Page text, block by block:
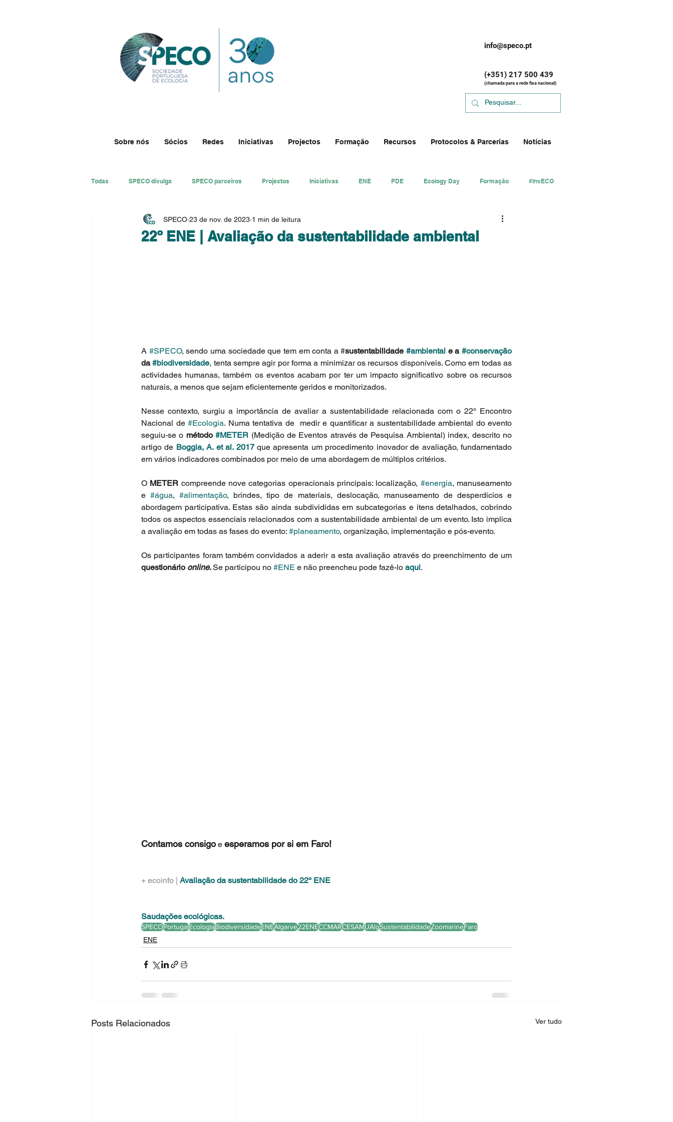
info@speco.pt
(+351) 217 500 439
(chamada para a rede fixa nacional)
Sobre nós Sócios Redes Iniciativas Projectos Formação Recursos Protocolos & Parcerias Notícias
Todas SPECO divulga SPECO parceiros Projectos Iniciativas ENE PDE Ecology Day Formação #InvECO
#DivECO Imprensa Ecologi@
22º ENE | Avaliação da sustentabilidade ambiental
SPECO 23 de nov. de 2023 1 min de leitura
A #SPECO, sendo uma sociedade que tem em conta a #sustentabilidade #ambiental e a #conservação
da #biodiversidade, tenta sempre agir por forma a minimizar os recursos disponíveis. Como em todas as
actividades humanas, também os eventos acabam por ter um impacto significativo sobre os recursos
naturais, a menos que sejam eficientemente geridos e monitorizados.
Nesse contexto, surgiu a importância de avaliar a sustentabilidade relacionada com o 22º Encontro
Nacional de #Ecologia. Numa tentativa de  medir e quantificar a sustentabilidade ambiental do evento
seguiu-se o método #METER (Medição de Eventos através de Pesquisa Ambiental) index, descrito no
artigo de Boggia, A. et al. 2017 que apresenta um procedimento inovador de avaliação, fundamentado
em vários indicadores combinados por meio de uma abordagem de múltiplos critérios.
O METER compreende nove categorias operacionais principais: localização, #energia, manuseamento
e #água, #alimentação, brindes, tipo de materiais, deslocação, manuseamento de desperdícios e
abordagem participativa. Estas são ainda subdivididas em subcategorias e itens detalhados, cobrindo
todos os aspectos essenciais relacionados com a sustentabilidade ambiental de um evento. Isto implica
a avaliação em todas as fases do evento: #planeamento, organização, implementação e pós-evento.
questionário online. Se participou no #ENE e não preencheu pode fazê-lo aqui.
Contamos consigo e esperamos por si em Faro!
+ ecoinfo | Avaliação da sustentabilidade do 22º ENE
Saudações ecológicas.
SPECOPortugalEcologiaBiodiversidadeENEAlgarve22ENECCMARCESAMUAlgSustentabilidadeZoomarineFaro
ENE
Posts Relacionados Ver tudo